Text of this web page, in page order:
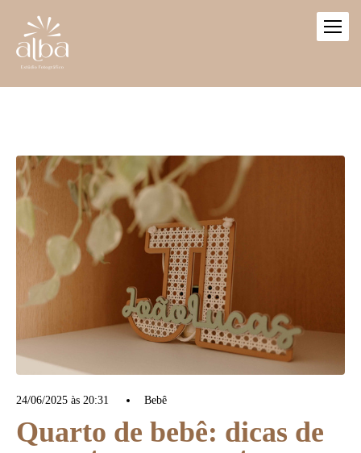
24/06/2025 às 20:31 Bebê
Quarto de bebê: dicas de